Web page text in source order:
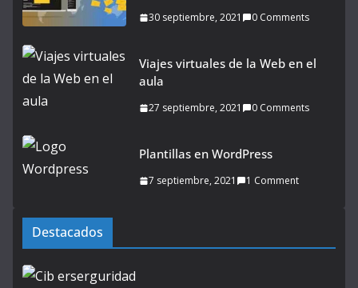
30 septiembre, 2021 0 Comments
Viajes virtuales de la Web en el
aula
27 septiembre, 2021 0 Comments
Plantillas en WordPress
7 septiembre, 2021 1 Comment
Destacados